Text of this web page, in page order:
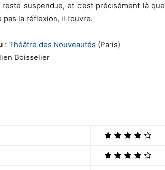
suspendue, et c’est précisément là que
la réflexion, il l’ouvre.
: Théâtre des Nouveautés (Paris)
Boisselier